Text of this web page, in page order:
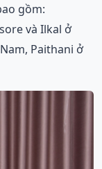
gồm:
và Ilkal ở
Paithani ở